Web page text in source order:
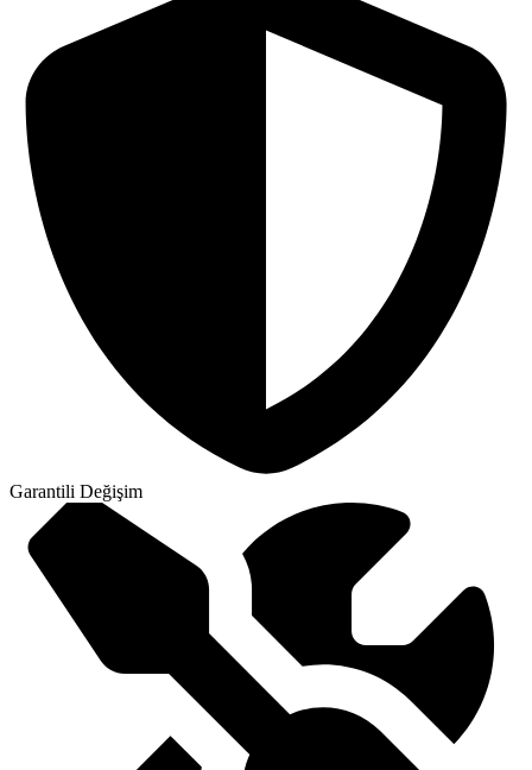
Garantili Değişim